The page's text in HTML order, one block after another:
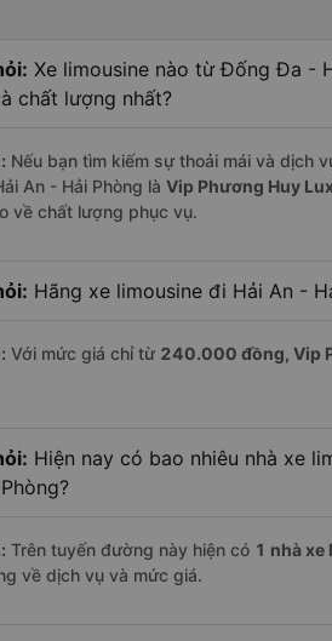
Xe limousine nào từ Đống Đa -
chất lượng nhất?
Nếu bạn tìm kiếm sự thoải mái và dịch
An - Hải Phòng là Vip Phương Huy
về chất lượng phục vụ.
Hãng xe limousine đi Hải An -
Với mức giá chỉ từ 240.000 đồng, Vip
Hiện nay có bao nhiêu nhà xe
Trên tuyến đường này hiện có 1 nhà xe
về dịch vụ và mức giá.